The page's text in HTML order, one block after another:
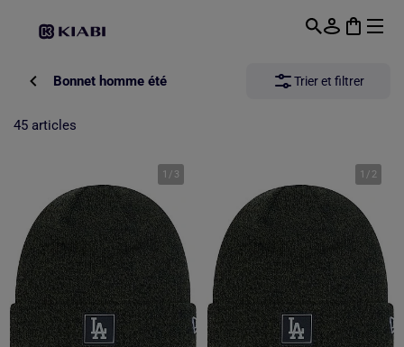
Bonnet homme été Trier et filtrer
45 articles
1 / 3 1 / 2